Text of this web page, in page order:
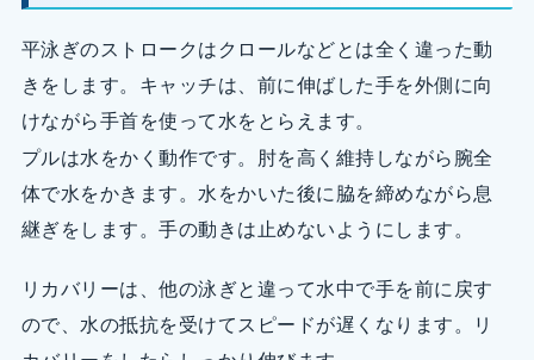
平泳ぎのストロークはクロールなどとは全く違った動
きをします。キャッチは、前に伸ばした手を外側に向
けながら手首を使って水をとらえます。
プルは水をかく動作です。肘を高く維持しながら腕全
体で水をかきます。水をかいた後に脇を締めながら息
継ぎをします。手の動きは止めないようにします。
リカバリーは、他の泳ぎと違って水中で手を前に戻す
ので、水の抵抗を受けてスピードが遅くなります。リ